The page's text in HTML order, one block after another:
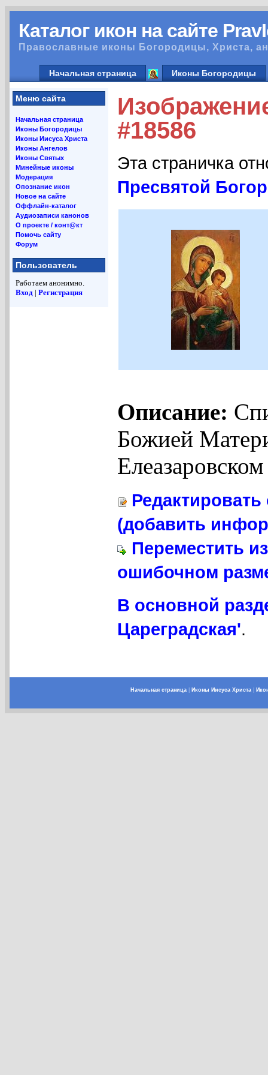
Каталог икон на сайте
Православные иконы Богородицы, Христа,
Начальная страница Иконы Богородицы
Меню сайта
Начальная страница
Иконы Богородицы
Иконы Иисуса Христа
Иконы Ангелов
Иконы Святых
Минейные иконы
Модерация
Опознание икон
Новое на сайте
Оффлайн-каталог
Аудиозаписи канонов
О проекте / конт@кт
Помочь сайту
Форум
Пользователь
Работаем анонимно.
Вход | Регистрация
#18586
Эта страничка
Пресвятой
Описание:
Божией
(добавить
Переместить
ошибочном
В основной
Цареградская'.
Начальная страница| Иконы Иисуса Христа|